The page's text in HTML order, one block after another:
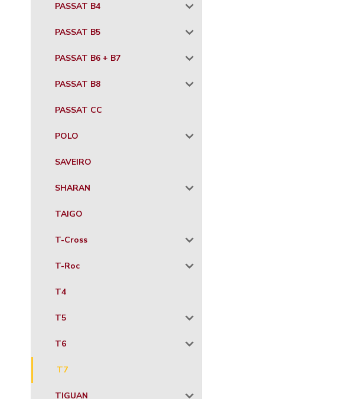
PASSAT B4
PASSAT B5
PASSAT B6 + B7
PASSAT B8
PASSAT CC
POLO
SAVEIRO
SHARAN
TAIGO
T-Cross
T-Roc
T4
T5
T6
T7
TIGUAN